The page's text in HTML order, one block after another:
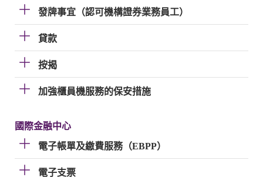
發牌事宜（認可機構證券業務員工）
貸款
按揭
加強櫃員機服務的保安措施
國際金融中心
電子帳單及繳費服務（EBPP）
電子支票